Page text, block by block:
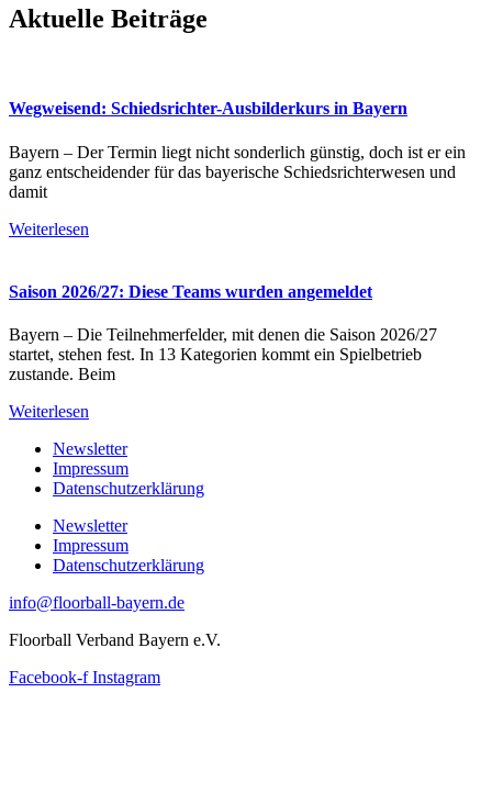
Aktuelle Beiträge
Wegweisend: Schiedsrichter-Ausbilderkurs in Bayern
Bayern – Der Termin liegt nicht sonderlich günstig, doch ist er ein
ganz entscheidender für das bayerische Schiedsrichterwesen und
damit
Weiterlesen
Saison 2026/27: Diese Teams wurden angemeldet
Bayern – Die Teilnehmerfelder, mit denen die Saison 2026/27
startet, stehen fest. In 13 Kategorien kommt ein Spielbetrieb
zustande. Beim
Weiterlesen
Newsletter
Impressum
Datenschutzerklärung
Newsletter
Impressum
Datenschutzerklärung
info@floorball-bayern.de
Floorball Verband Bayern e.V.
Facebook-f Instagram